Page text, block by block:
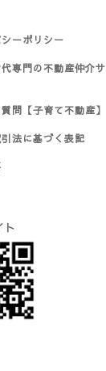
ーポリシー
専門の不動産仲介サ
問【子育て不動産】
法に基づく表記
ト